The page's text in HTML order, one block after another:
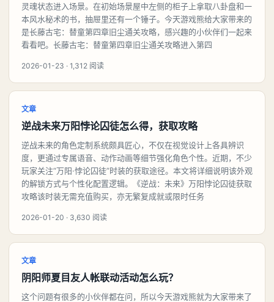
灵魂状态进入场景。在初始场景屋中左侧的柜子上拿取八卦盘和一
本风水秘术的书，抽屉里还有一个锤子。今天游戏熊给大家带来的
是长藤古宅：替童第四章旧尘通关攻略，感兴趣的小伙伴们一起来
看看吧。长藤古宅：替童第四章旧尘通关攻略进入第四
2026-01-23 · 1,312 阅读
文章
逆战未来万阳悖论囚徒怎么得，获取攻略
逆战未来的角色定制系统颇具匠心，不仅在视觉设计上各具辨识
度，更通过专属语音、动作动画等细节强化角色个性。近期，不少
玩家关注“万阳·悖论囚徒”时装的获取途径。本文将详细说明该外观
的解锁方式与个性化配置逻辑。《逆战：未来》万阳悖论囚徒获取
攻略该时装无需充值购买，亦无繁复成就或限时任务
2026-01-20 · 3,630 阅读
文章
阴阳师夏目友人帐联动活动怎么玩？
这个问题有很多的小伙伴都在问，所以今天游戏熊就为大家带来了